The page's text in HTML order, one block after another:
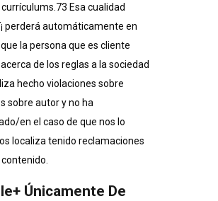
Esa cualidad
perderá automáticamente en
la persona que es cliente
de los reglas a la sociedad
hecho violaciones sobre
sobre autor y no ha
en el caso de que nos lo
localiza tenido reclamaciones
Únicamente De